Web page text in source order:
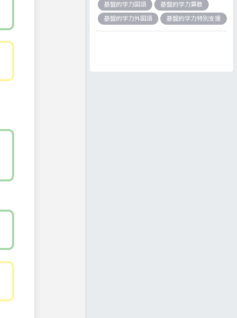
基盤的学力国語
基盤的学力算数
基盤的学力外国語
基盤的学力特別支援